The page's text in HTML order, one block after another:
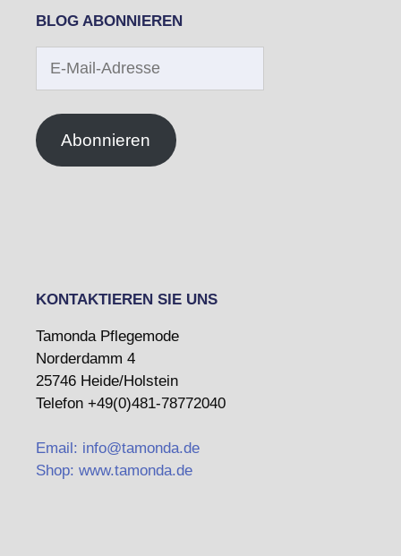
BLOG ABONNIEREN
Abonnieren
KONTAKTIEREN SIE UNS
Tamonda Pflegemode
Norderdamm 4
25746 Heide/Holstein
Telefon +49(0)481-78772040
Email: info@tamonda.de
Shop: www.tamonda.de